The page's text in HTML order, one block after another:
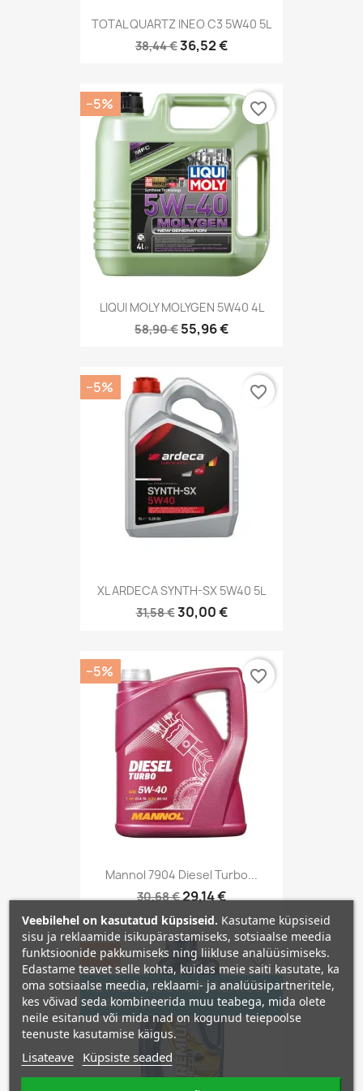
TOTAL QUARTZ INEO C3 5W40 5L
38,44 €36,52 €
LIQUI MOLY MOLYGEN 5W40 4L
58,90 € 55,96 €
−5% favorite_border
XL ARDECA SYNTH-SX 5W40 5L
31,58 €30,00 €
−5% favorite_border
Mannol 7904 Diesel Turbo...
30,68 €29,14 €
−5% favorite_border
−5%
HETKEL LAOST OTSAS. KÜSI
SAADAVUST!
favorite_border
Veebilehel on kasutatud küpsiseid. Kasutame küpsiseid
sisu ja reklaamide isikupärastamiseks, sotsiaalse meedia
funktsioonide pakkumiseks ning liikluse analüüsimiseks.
Edastame teavet selle kohta, kuidas meie saiti kasutate, ka
oma sotsiaalse meedia, reklaami- ja analüüsipartneritele,
kes võivad seda kombineerida muu teabega, mida olete
neile esitanud või mida nad on kogunud teiepoolse
teenuste kasutamise käigus.
Lisateave Küpsiste seaded